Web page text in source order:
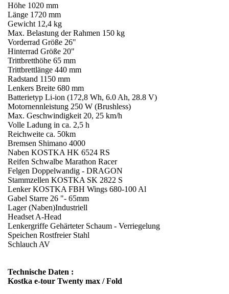
Höhe 1020 mm
Länge 1720 mm
Gewicht 12,4 kg
Max. Belastung der Rahmen 150 kg
Vorderrad Größe 26"
Hinterrad Größe 20"
Trittbretthöhe 65 mm
Trittbrettlänge 440 mm
Radstand 1150 mm
Lenkers Breite 680 mm
Batterietyp Li-ion (172,8 Wh, 6.0 Ah, 28.8 V)
Motornennleistung 250 W (Brushless)
Max. Geschwindigkeit 20, 25 km/h
Volle Ladung in ca. 2,5 h
Reichweite ca. 50km
Bremsen Shimano 4000
Naben KOSTKA HK 6524 RS
Reifen Schwalbe Marathon Racer
Felgen Doppelwandig - DRAGON
Stammzellen KOSTKA SK 2822 S
Lenker KOSTKA FBH Wings 680-100 Al
Gabel Starre 26 "- 65mm
Lager (Naben)Industriell
Headset A-Head
Lenkergriffe Gehärteter Schaum - Verriegelung
Speichen Rostfreier Stahl
Schlauch AV
Technische Daten :
Kostka e-tour Twenty max / Fold